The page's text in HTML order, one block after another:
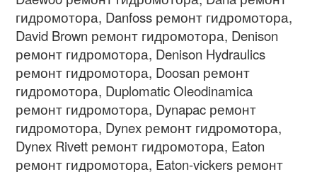
гидромотора, Danfoss ремонт гидромотора,
David Brown ремонт гидромотора, Denison
ремонт гидромотора, Denison Hydraulics
ремонт гидромотора, Doosan ремонт
гидромотора, Duplomatic Oleodinamica
ремонт гидромотора, Dynapac ремонт
гидромотора, Dynex ремонт гидромотора,
Dynex Rivett ремонт гидромотора, Eaton
ремонт гидромотора, Eaton-vickers ремонт